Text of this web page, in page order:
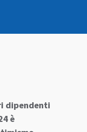
dipendenti
è